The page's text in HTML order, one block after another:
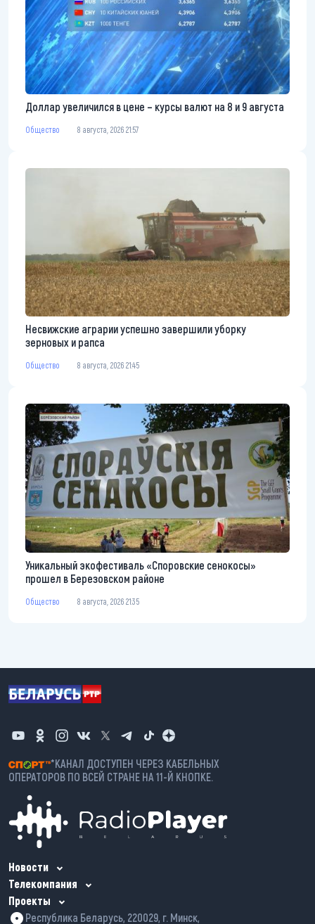
Доллар увеличился в цене – курсы валют на 8 и 9 августа
Общество 8 августа, 2026 21:57
Несвижские аграрии успешно завершили уборку
зерновых и рапса
Общество 8 августа, 2026 21:45
Уникальный экофестиваль «Споровские сенокосы»
прошел в Березовском районе
Общество 8 августа, 2026 21:35
*КАНАЛ ДОСТУПЕН ЧЕРЕЗ КАБЕЛЬНЫХ
ОПЕРАТОРОВ ПО ВСЕЙ СТРАНЕ НА 11-Й КНОПКЕ.
Новости
Телекомпания
Проекты
Республика Беларусь, 220029, г. Минск,